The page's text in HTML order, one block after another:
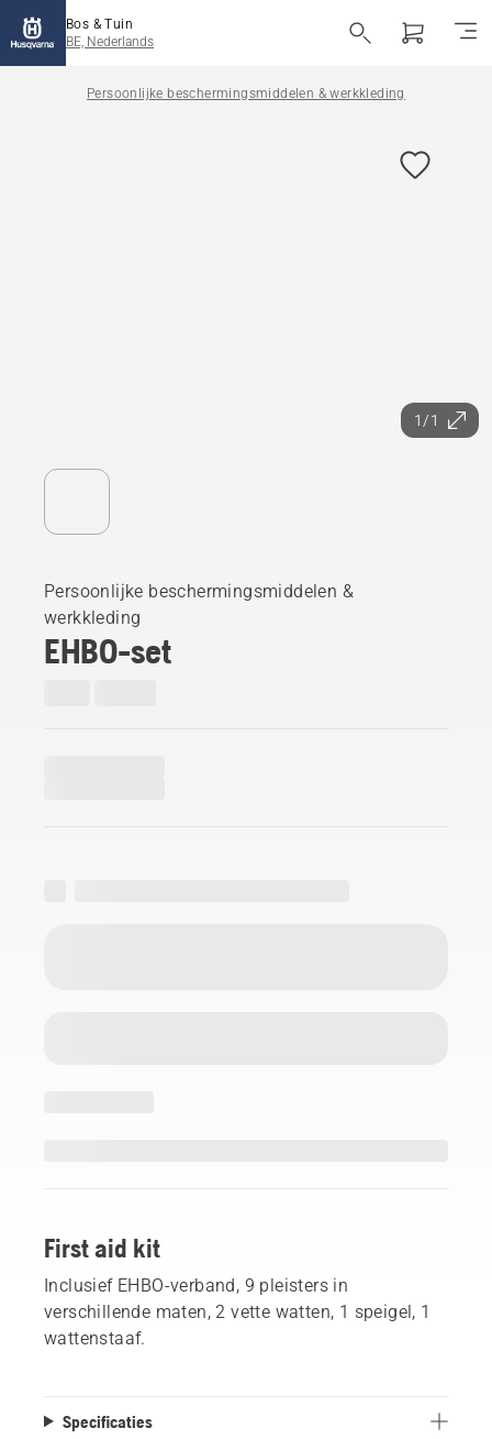
Bos & Tuin
BE, Nederlands
Persoonlijke beschermingsmiddelen & werkkleding
1/1
Persoonlijke beschermingsmiddelen &
werkkleding
EHBO-set
First aid kit
Inclusief EHBO-verband, 9 pleisters in
verschillende maten, 2 vette watten, 1 speigel, 1
wattenstaaf.
Specificaties